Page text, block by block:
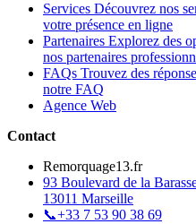
Services Découvrez nos
votre présence en ligne
Partenaires Explorez des
nos partenaires
FAQs Trouvez des
notre FAQ
Agence Web
Contact
Remorquage13.fr
93 Boulevard de la
13011 Marseille
📞+33 7 53 90 38 69